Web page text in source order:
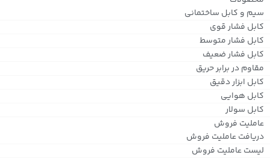
سیم و کابل ساختمانی
کابل فشار قوی
کابل فشار متوسط
کابل فشار ضعیف
مقاوم در برابر حریق
کابل ابزار دقیق
کابل هوایی
کابل سولار
عاملیت فروش
دریافت عاملیت فروش
لیست عاملیت فروش